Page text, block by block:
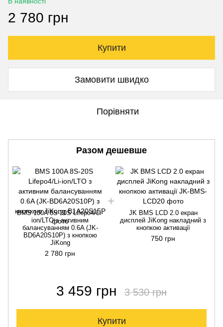
2 780 грн
Купити
Замовити швидко
Порівняти
Разом дешевше
BMS 100A 8S-20S Lifepo4/Li-
ion/LTO з активним
балансуванням 0.6A (JK-
BD6A20S10P) з кнопкою
JiKong
2 780 грн
JK BMS LCD 2.0 екран
дисплей JiKong накладний з
кнопкою активації
750 грн
3 459 грн 3 530 грн
Купити